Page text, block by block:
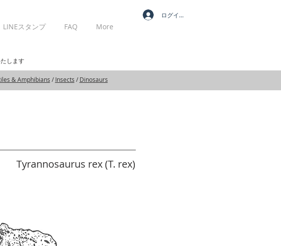
LINEスタンプ FAQ More
ログイン
します
& Amphibians / Insects / Dinosaurs
Tyrannosaurus rex (T. rex)